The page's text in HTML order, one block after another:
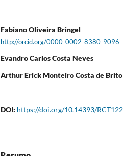
Fabiano Oliveira Bringel
http://orcid.org/0000-0002-8380-9096
Evandro Carlos Costa Neves
Arthur Erick Monteiro Costa de Brito
DOI: https://doi.org/10.14393/